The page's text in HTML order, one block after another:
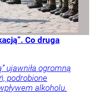
Co druga
ujawniła ogromną
podrobione
alkoholu.